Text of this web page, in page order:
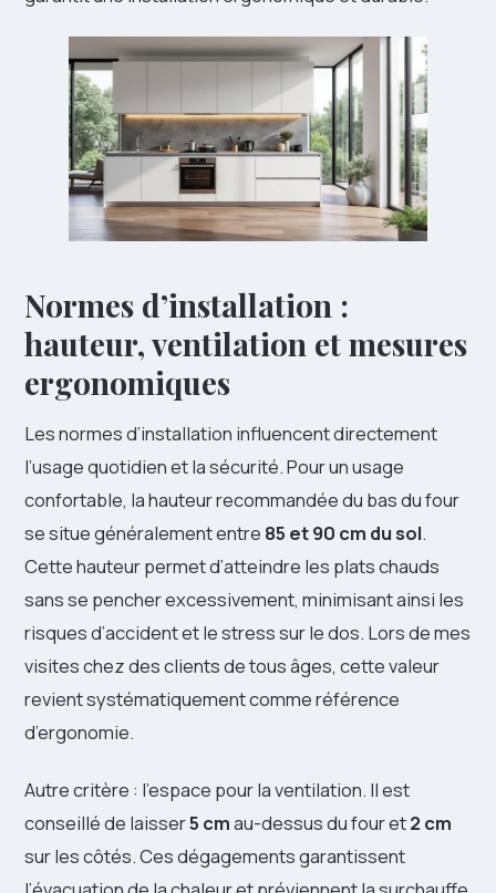
Normes d’installation :
hauteur, ventilation et mesures
ergonomiques
Les normes d’installation influencent directement
l’usage quotidien et la sécurité. Pour un usage
confortable, la hauteur recommandée du bas du four
se situe généralement entre 85 et 90 cm du sol.
Cette hauteur permet d’atteindre les plats chauds
sans se pencher excessivement, minimisant ainsi les
risques d’accident et le stress sur le dos. Lors de mes
visites chez des clients de tous âges, cette valeur
revient systématiquement comme référence
d’ergonomie.
Autre critère : l’espace pour la ventilation. Il est
conseillé de laisser5 cmau-dessus du four et2 cm
sur les côtés. Ces dégagements garantissent